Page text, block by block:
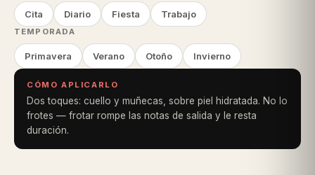
Cita Diario Fiesta Trabajo
TEMPORADA
Primavera Verano Otoño Invierno
CÓMO APLICARLO
Dos toques: cuello y muñecas, sobre piel hidratada. No lo
frotes — frotar rompe las notas de salida y le resta
duración.